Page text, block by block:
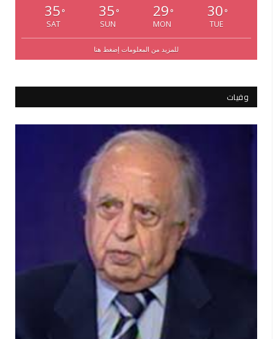
35 °
SAT
35 °
SUN
29 °
MON
30 °
TUE
للمزيد من المعلومات إضغط هنا
وفيات